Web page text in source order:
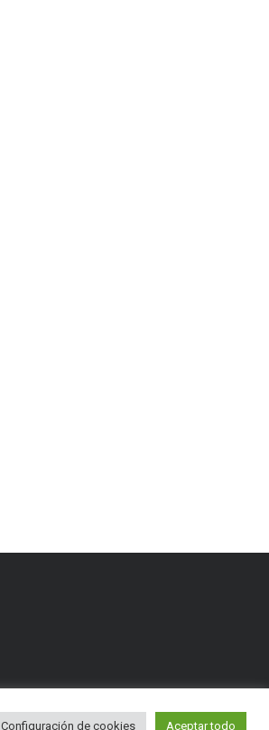
Configuración de cookies Aceptar todo